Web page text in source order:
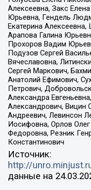
Алексеевна, Закс
Юрьевна, Гендель
Екатерина
Арапова Галина
Прохоров Вадим
Подузов Сергей
Вячеславовна,
Сергей Маркович,
Анатолий Ефимович,
Петрович,
Александра
Александрович, Вицин
Андреевич, Левинсон
Иосифовна, Орлов
Федоровна, Резник
Константинович
Источник:
http://
данные на